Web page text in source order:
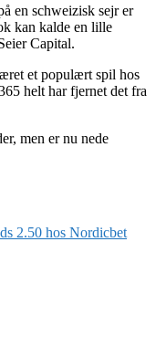
en schweizisk sejr er
kan kalde en lille
Capital.
et populært spil hos
helt har fjernet det fra
men er nu nede
2.50 hos Nordicbet